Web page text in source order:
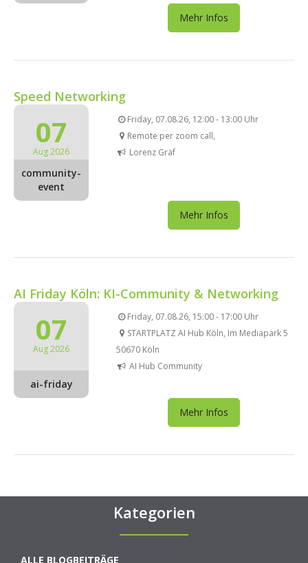
Mehr Infos
Speed Networking
07
Aug 2026
community-
event
Friday, 07.08.26, 12:00 - 13:00 Uhr
Remote per zoom call,
Lorenz Gräf
Mehr Infos
AI Friday Köln: KI-Community & Networking
07
Aug 2026
ai-friday
Friday, 07.08.26, 15:00 - 17:00 Uhr
STARTPLATZ AI Hub Köln, Im Mediapark 5
50670 Köln
AI Hub Community
Mehr Infos
Kategorien
ALLE BLOGBEITRÄGE